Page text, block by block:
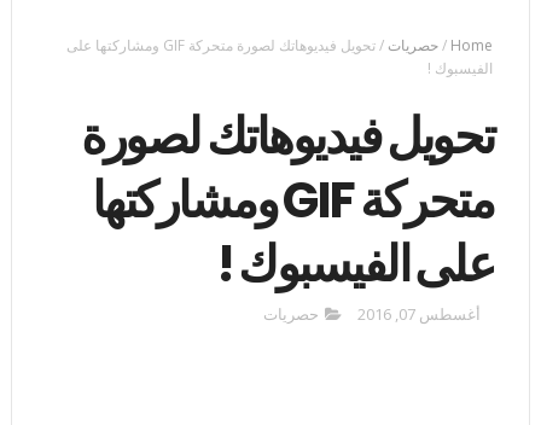
Home
/حصريات /
تحويل فيديوهاتك لصورة متحركة GIF ومشاركتها على
الفيسبوك !
تحويل فيديوهاتك لصورة
متحركة GIF ومشاركتها
على الفيسبوك !
أغسطس 07, 2016 حصريات